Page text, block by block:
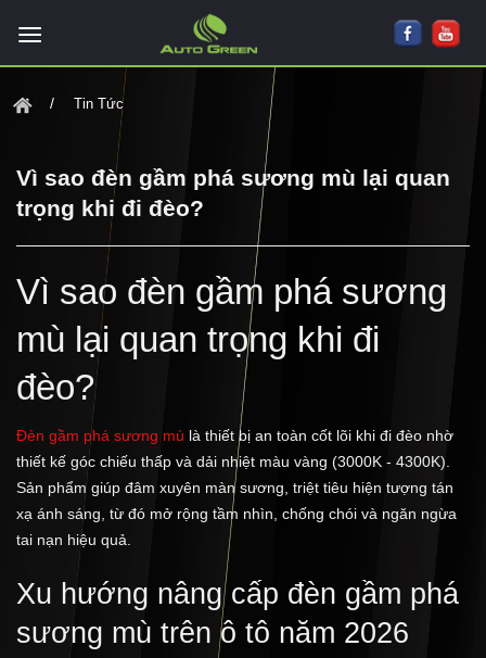
Tin Tức
Vì sao đèn gầm phá sương mù lại quan
trọng khi đi đèo?
Vì sao đèn gầm phá sương
mù lại quan trọng khi đi
đèo?
Đèn gầm phá sương mù là thiết bị an toàn cốt lõi khi đi đèo nhờ
thiết kế góc chiếu thấp và dải nhiệt màu vàng (3000K - 4300K).
Sản phẩm giúp đâm xuyên màn sương, triệt tiêu hiện tượng tán
xạ ánh sáng, từ đó mở rộng tầm nhìn, chống chói và ngăn ngừa
tai nạn hiệu quả.
Xu hướng nâng cấp đèn gầm phá
sương mù trên ô tô năm 2026